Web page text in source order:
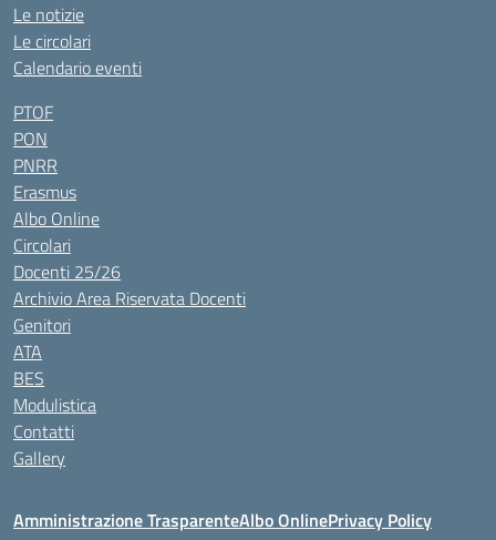
Le notizie
Le circolari
Calendario eventi
PTOF
PON
PNRR
Erasmus
Albo Online
Circolari
Docenti 25/26
Archivio Area Riservata Docenti
Genitori
ATA
BES
Modulistica
Contatti
Gallery
Amministrazione TrasparenteAlbo OnlinePrivacy Policy